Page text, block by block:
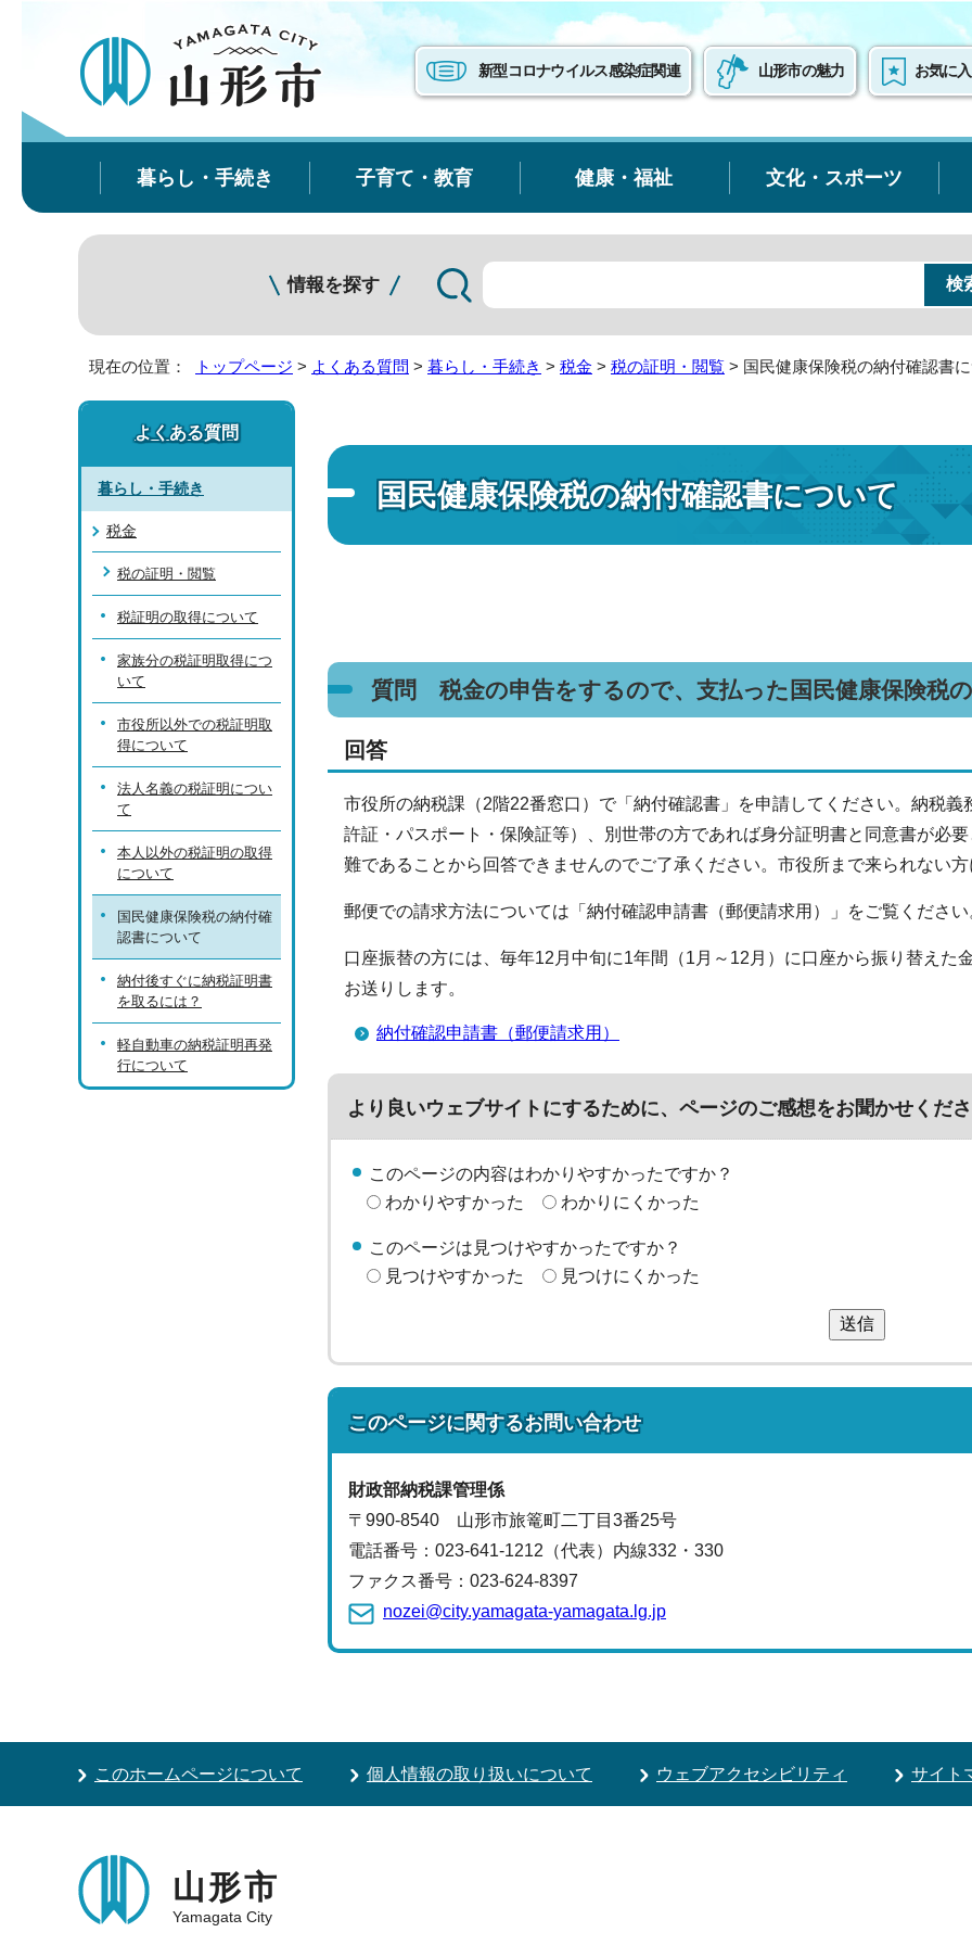
新型コロナウイルス感染症関連 山形市の魅力 お気に
暮らし・手続き 子育て・教育 健康・福祉 文化・スポーツ
情報を探す
現在の位置： トップページ > よくある質問 > 暮らし・手続き > 税金 > 税の証明・閲覧 > 国民健康保険税の納付確認書
国民健康保険税の納付確認書について
質問 税金の申告をするので、支払った国民健康保険税
回答
市役所の納税課（2階22番窓口）で「納付確認書」を申請してください。納税
許証・パスポート・保険証等）、別世帯の方であれば身分証明書と同意書が必
難であることから回答できませんのでご了承ください。市役所まで来られない
郵便での請求方法については「納付確認申請書（郵便請求用）」をご覧ください
口座振替の方には、毎年12月中旬に1年間（1月～12月）に口座から振り替えた
お送りします。
納付確認申請書（郵便請求用）
より良いウェブサイトにするために、ページのご感想をお聞かせくだ
このページの内容はわかりやすかったですか？
わかりやすかった
わかりにくかった
このページは見つけやすかったですか？
見つけやすかった
見つけにくかった
送信
このページに関するお問い合わせ
財政部納税課管理係
〒990-8540 山形市旅篭町二丁目3番25号
電話番号： 023-641-1212（代表） 内線332・330
ファクス番号：023-624-8397
nozei@city.yamagata-yamagata.lg.jp
よくある質問
暮らし・手続き
税金
税の証明・閲覧
税証明の取得について
家族分の税証明取得につ
いて
市役所以外での税証明取
得について
法人名義の税証明につい
て
本人以外の税証明の取得
について
国民健康保険税の納付確
認書について
納付後すぐに納税証明書
を取るには？
軽自動車の納税証明再発
行について
このホームページについて 個人情報の取り扱いについて ウェブアクセシビリティ サイト
山形市
Yamagata City